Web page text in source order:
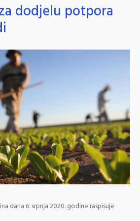
dodjelu potpora
dana 6. srpnja 2020. godine raspisuje